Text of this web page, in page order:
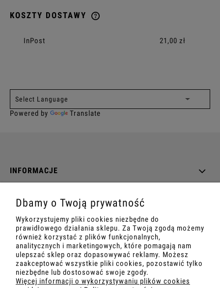
KOSZTY DOSTAWY
InPost 21,00 zł
Powered by Translate
INFORMACJE
DANE TECHNICZNE
pokaż pełną wersję strony
Dbamy o Twoją prywatność
Wykorzystujemy pliki cookies niezbędne do
prawidłowego działania sklepu. Za Twoją zgodą możemy
również korzystać z plików funkcjonalnych,
analitycznych i marketingowych, które pomagają nam
ulepszać sklep oraz dopasowywać reklamy. Możesz
zaakceptować wszystkie pliki cookies, pozostawić tylko
niezbędne lub dostosować swoje zgody.
Więcej informacji o wykorzystywaniu plików cookies